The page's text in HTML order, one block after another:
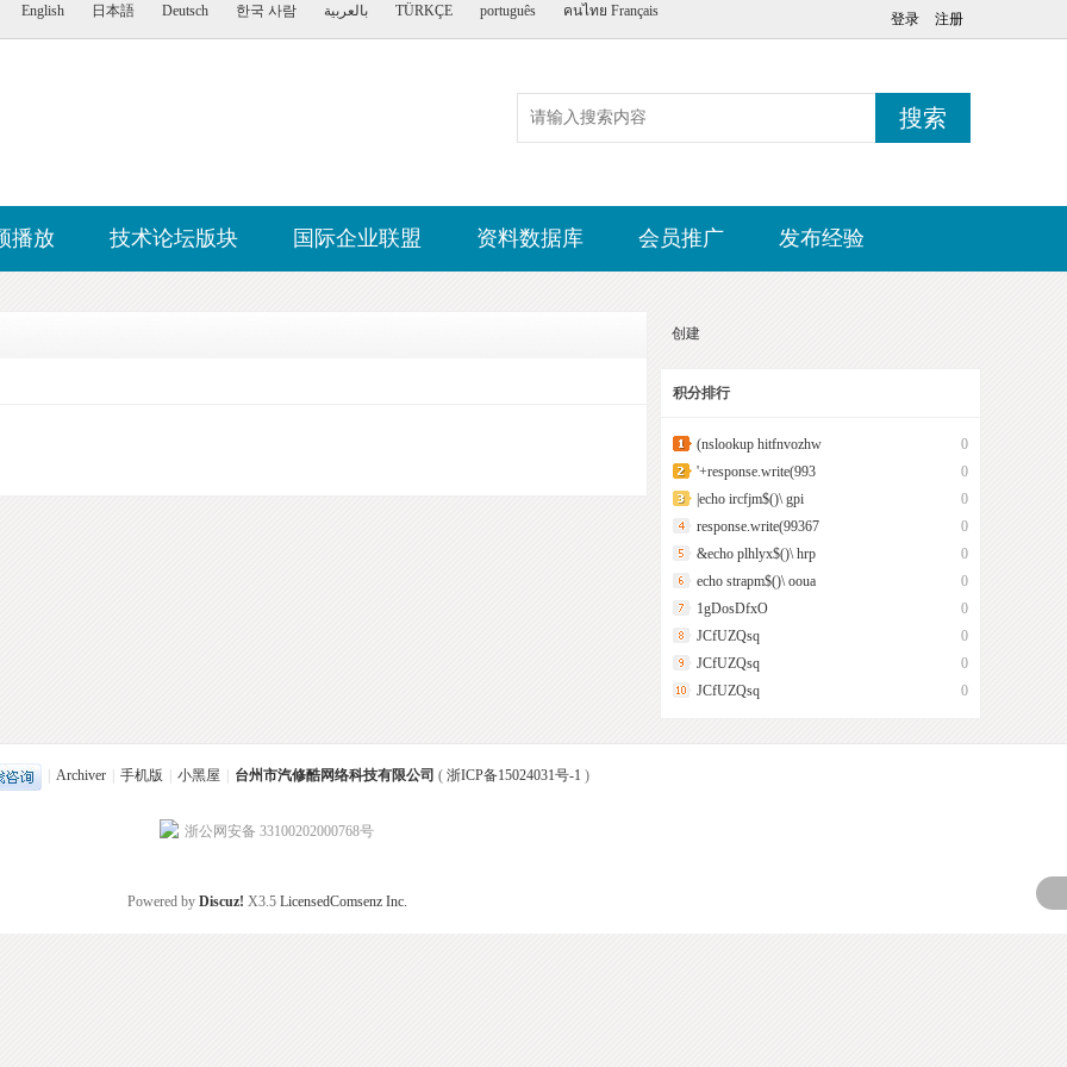
English 日本語 Deutsch 한국 사람 بالعربية TÜRKÇE português คนไทย Français 登录 注册
搜索
播放 技术论坛版块 国际企业联盟 资料数据库 会员推广 发布经验
创建
积分排行
0
(nslookup hitfnvozhw
0
'+response.write(993
0
|echo ircfjm$()\ gpi
0
response.write(99367
0
&echo plhlyx$()\ hrp
0
echo strapm$()\ ooua
0
1gDosDfxO
0
JCfUZQsq
0
JCfUZQsq
0
JCfUZQsq
Archiver 手机版 小黑屋 台州市汽修酷网络科技有限公司 ( 浙ICP备15024031号-1 )
浙公网安备 33100202000768号
Powered by Discuz! X3.5 LicensedComsenz Inc.